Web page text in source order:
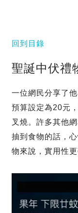
回到目錄
聖誕中伏禮
一位網民分享了
預算設定為20元
叉燒。許多其他
抽到食物的話，
物來說，實用性更